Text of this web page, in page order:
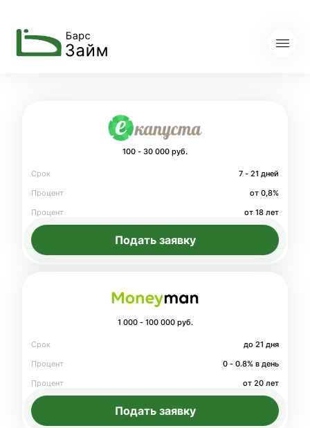
100 - 30 000 руб.
Срок
7 - 21 дней
Процент
от 0,8%
Процент
от 18 лет
Подать заявку
1 000 - 100 000 руб.
Срок
до 21 дня
Процент
0 - 0.8% в день
Процент
от 20 лет
Подать заявку